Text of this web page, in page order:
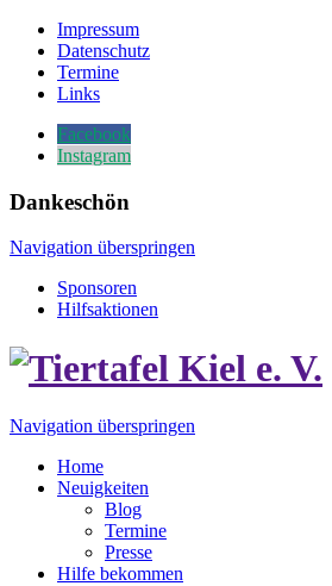
Impressum
Datenschutz
Termine
Links
Facebook
Instagram
Dankeschön
Navigation überspringen
Sponsoren
Hilfsaktionen
Navigation überspringen
Home
Neuigkeiten
Blog
Termine
Presse
Hilfe bekommen